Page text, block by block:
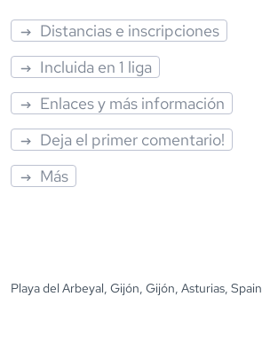
Distancias e inscripciones
Incluida en 1 liga
Enlaces y más información
Deja el primer comentario!
Más
Playa del Arbeyal, Gijón, Gijón, Asturias, Spain